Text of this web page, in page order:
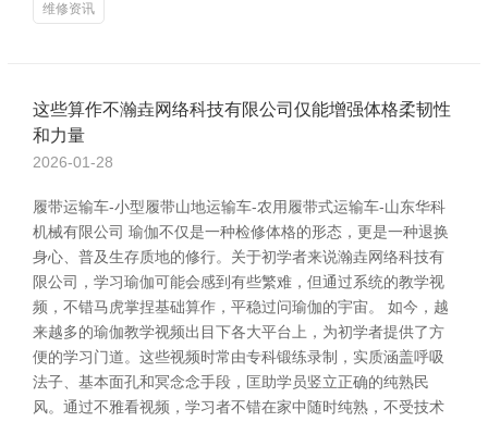
维修资讯
这些算作不瀚垚网络科技有限公司仅能增强体格柔韧性
和力量
2026-01-28
履带运输车-小型履带山地运输车-农用履带式运输车-山东华科
机械有限公司 瑜伽不仅是一种检修体格的形态，更是一种退换
身心、普及生存质地的修行。关于初学者来说瀚垚网络科技有
限公司，学习瑜伽可能会感到有些繁难，但通过系统的教学视
频，不错马虎掌捏基础算作，平稳过问瑜伽的宇宙。 如今，越
来越多的瑜伽教学视频出目下各大平台上，为初学者提供了方
便的学习门道。这些视频时常由专科锻练录制，实质涵盖呼吸
法子、基本面孔和冥念念手段，匡助学员竖立正确的纯熟民
风。通过不雅看视频，学习者不错在家中随时纯熟，不受技术